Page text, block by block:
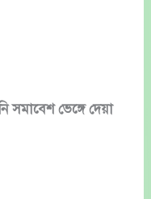
ভেঙ্গে দেয়া